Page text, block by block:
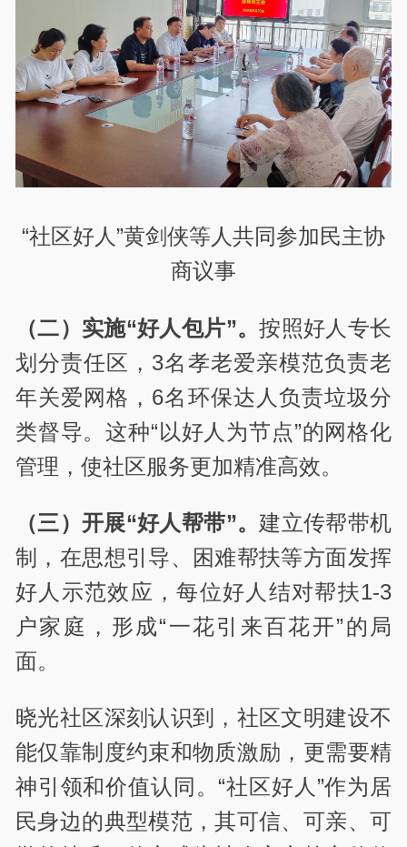
“社区好人”黄剑侠等人共同参加民主协
商议事
（二）实施“好人包片”。按照好人专长
划分责任区，3名孝老爱亲模范负责老
年关爱网格，6名环保达人负责垃圾分
类督导。这种“以好人为节点”的网格化
管理，使社区服务更加精准高效。
（三）开展“好人帮带”。 建立传帮带机
制，在思想引导、困难帮扶等方面发挥
好人示范效应，每位好人结对帮扶1-3
户家庭，形成“一花引来百花开”的局
面。
晓光社区深刻认识到，社区文明建设不
能仅靠制度约束和物质激励，更需要精
神引领和价值认同。“社区好人”作为居
民身边的典型模范，其可信、可亲、可